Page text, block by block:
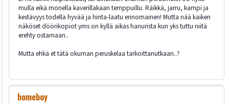
mulla eikä monella kaverillakaan temppuillu. Räikkä, jarru, kampi ja
kestävyys todella hyvää ja hinta-laatu erinomainen! Mutta nää kaiken
näköset döörikopiot yms on kyllä aikas hanurista kun yks tuttu niitä
erehty ostamaan..
Mutta ehkä et tätä okuman peruskelaa tarkoittanutkaan..?
homeboy